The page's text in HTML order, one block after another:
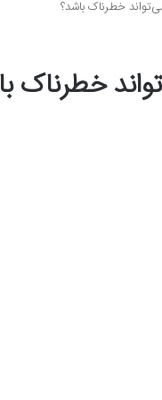
خطرناک باشد؟
خطرناک